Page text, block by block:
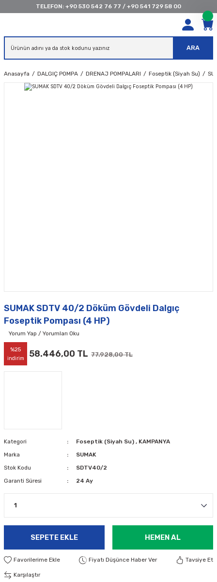
TELEFON: +90 530 542 76 77 / +90 541 729 58 00
ARA
Anasayfa DALGIÇ POMPA DRENAJ POMPALARI Foseptik (Siyah Su)
SUMAK SDTV 40/2 Döküm Gövdeli Dalgıç
Foseptik Pompası (4 HP)
Yorum Yap / Yorumları Oku
%25
indirim 58.446,00 TL 77.928,00 TL
Kategori Foseptik (Siyah Su) , KAMPANYA
Marka
SUMAK
Stok Kodu
SDTV40/2
Garanti Süresi
24 Ay
SEPETE EKLE HEMEN AL
Fiyatı Düşünce Haber Ver Tavsiye Et
Karşılaştır